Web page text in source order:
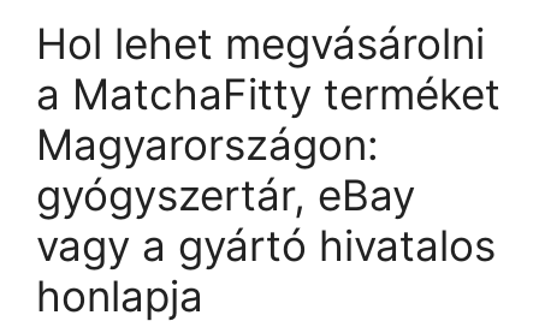
Hol lehet megvásárolni
a MatchaFitty terméket
Magyarországon:
gyógyszertár, eBay
vagy a gyártó hivatalos
honlapja